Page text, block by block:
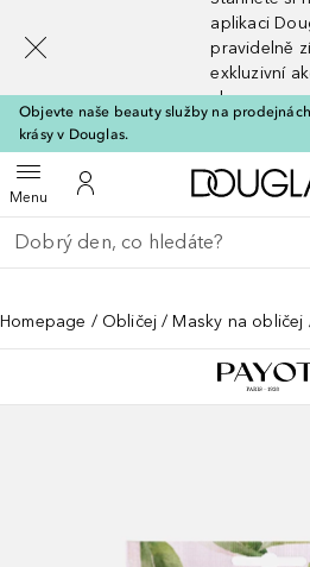
aplikaci
pravidelně
exkluzivní
slevy
Objevte naše beauty služby na
krásy v Douglas.
MenuOtevřít menuK mému účtu
Vraťte se
Proveďte vyhledávání
Homepage Obličej Masky na obličej
[navigation.slideout.screenreader]